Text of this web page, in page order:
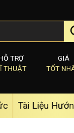
TRỢ
THUẬT
GIÁ
TỐT
Tài Liệu